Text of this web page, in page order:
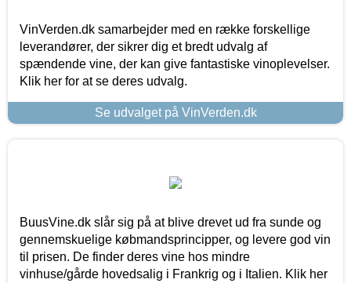
VinVerden.dk samarbejder med en række forskellige
leverandører, der sikrer dig et bredt udvalg af
spændende vine, der kan give fantastiske vinoplevelser.
Klik her for at se deres udvalg.
Se udvalget på VinVerden.dk
BuusVine.dk slår sig på at blive drevet ud fra sunde og
gennemskuelige købmandsprincipper, og levere god vin
til prisen. De finder deres vine hos mindre
vinhuse/gårde hovedsalig i Frankrig og i Italien. Klik her